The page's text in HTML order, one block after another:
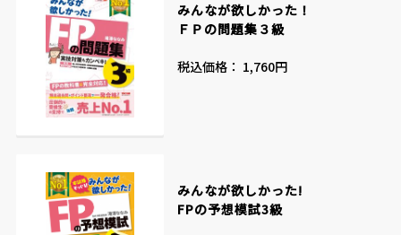
みんなが欲しかった！
ＦＰの問題集３級
税込価格： 1,760円
みんなが欲しかった!
FPの予想模試3級